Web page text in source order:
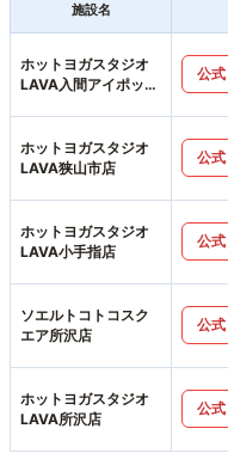
施設名
ホットヨガスタジオ
LAVA入間アイポット
公式
ホットヨガスタジオ
LAVA狭山市店
公式
ホットヨガスタジオ
LAVA小手指店
公式
ソエルトコトコスク
エア所沢店
公式
ホットヨガスタジオ
LAVA所沢店
公式